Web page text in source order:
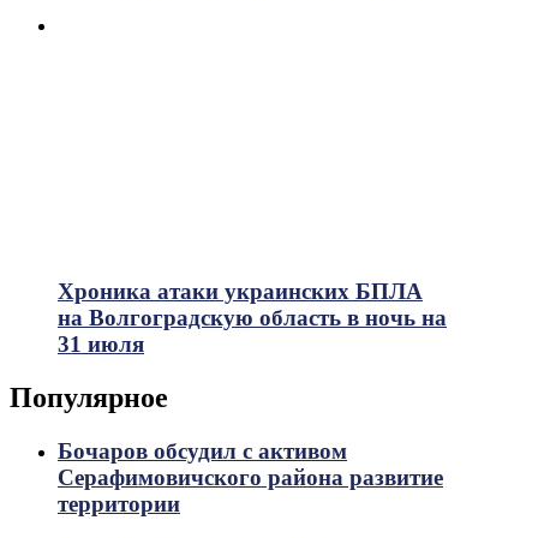
Хроника атаки украинских БПЛА
на Волгоградскую область в ночь на
31 июля
Популярное
Бочаров обсудил с активом
Серафимовичского района развитие
территории